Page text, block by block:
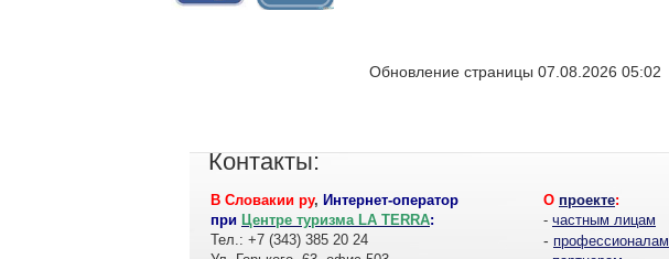
Обновление страницы 07.08.2026 05:02
Контакты:
В Словакии ру, Интернет-оператор
при Центре туризма LA TERRA:
Тел.: +7 (343) 385 20 24
О проекте:
- частным лицам
- профессионалам